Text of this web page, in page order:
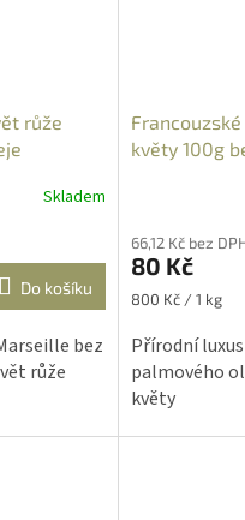
růže
Skladem
Do košíku
bez
růže
květy 100g
66,12 Kč bez
80 Kč
Měrná
800 Kč / 1 kg
Přírodní
palmového
květy